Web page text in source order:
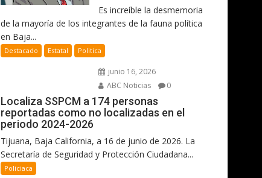
Es increíble la desmemoria
de la mayoría de los integrantes de la fauna política
en Baja...
Destacado Estatal Politica
junio 16, 2026
ABC Noticias
0
Localiza SSPCM a 174 personas
reportadas como no localizadas en el
periodo 2024-2026
Tijuana, Baja California, a 16 de junio de 2026. La
Secretaría de Seguridad y Protección Ciudadana...
Policiaca